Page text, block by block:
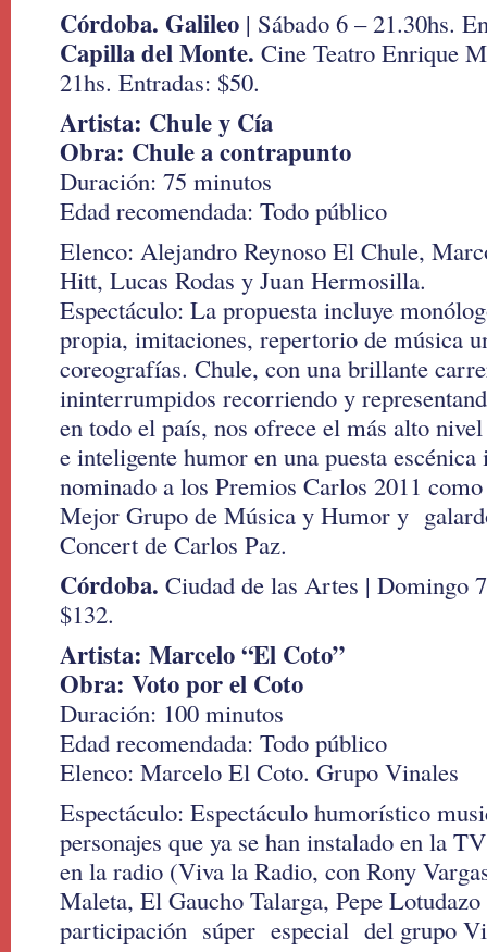
Córdoba. Galileo | Sábado 6 – 21.30hs.
Capilla del Monte. Cine Teatro Enrique
21hs. Entradas: $50.
Artista: Chule y Cía
Obra: Chule a contrapunto
Duración: 75 minutos
Edad recomendada: Todo público
Elenco: Alejandro Reynoso El Chule,
Hitt, Lucas Rodas y Juan Hermosilla.
Espectáculo: La propuesta incluye
propia, imitaciones, repertorio de música
coreografías. Chule, con una brillante
ininterrumpidos recorriendo y
en todo el país, nos ofrece el más alto
e inteligente humor en una puesta
nominado a los Premios Carlos 2011
Mejor Grupo de Música y Humor y
Concert de Carlos Paz.
Córdoba. Ciudad de las Artes | Domingo
$132.
Artista: Marcelo “El Coto”
Obra: Voto por el Coto
Duración: 100 minutos
Edad recomendada: Todo público
Elenco: Marcelo El Coto. Grupo Vinales
Espectáculo: Espectáculo humorístico
personajes que ya se han instalado en la
en la radio (Viva la Radio, con Rony
Maleta, El Gaucho Talarga, Pepe
participación súper especial del grupo